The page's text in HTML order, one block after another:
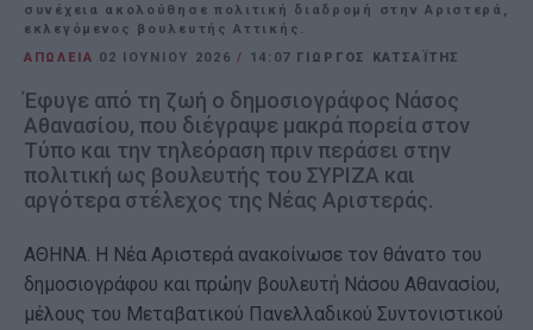
συνέχεια ακολούθησε πολιτική διαδρομή στην Αριστερά,
εκλεγόμενος βουλευτής Αττικής.
ΑΠΩΛΕΙΑ 02 ΙΟΥΝΊΟΥ 2026/ 14:07 ΓΙΩΡΓΟΣ ΚΑΤΣΑΪΤΗΣ
Έφυγε από τη ζωή ο δημοσιογράφος Νάσος
Αθανασίου, που διέγραψε μακρά πορεία στον
Τύπο και την τηλεόραση πριν περάσει στην
πολιτική ως βουλευτής του ΣΥΡΙΖΑ και
αργότερα στέλεχος της Νέας Αριστεράς.
ΑΘΗΝΑ. Η Νέα Αριστερά ανακοίνωσε τον θάνατο του
δημοσιογράφου και πρώην βουλευτή Νάσου Αθανασίου,
μέλους του Μεταβατικού Πανελλαδικού Συντονιστικού